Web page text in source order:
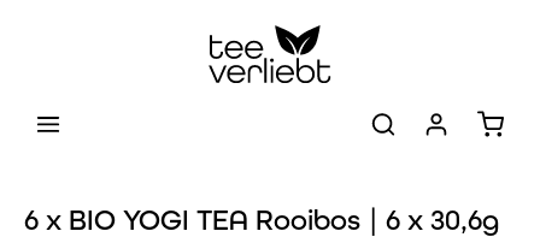
6 x BIO YOGI TEA Rooibos | 6 x 30,6g